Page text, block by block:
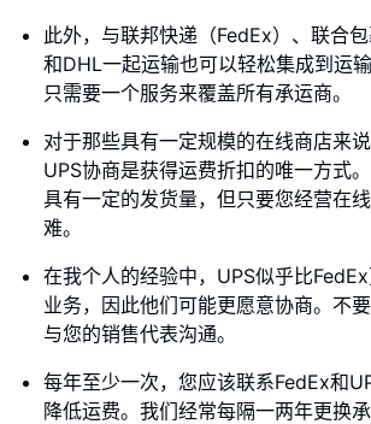
此外，与联邦快递（FedEx）、联合包
和DHL一起运输也可以轻松集成到运
只需要一个服务来覆盖所有承运商。
对于那些具有一定规模的在线商店来
UPS协商是获得运费折扣的唯一方式
具有一定的发货量，但只要您经营在
难。
在我个人的经验中，UPS似乎比
业务，因此他们可能更愿意协商。不
与您的销售代表沟通。
每年至少一次，您应该联系FedEx和
降低运费。我们经常每隔一两年更换